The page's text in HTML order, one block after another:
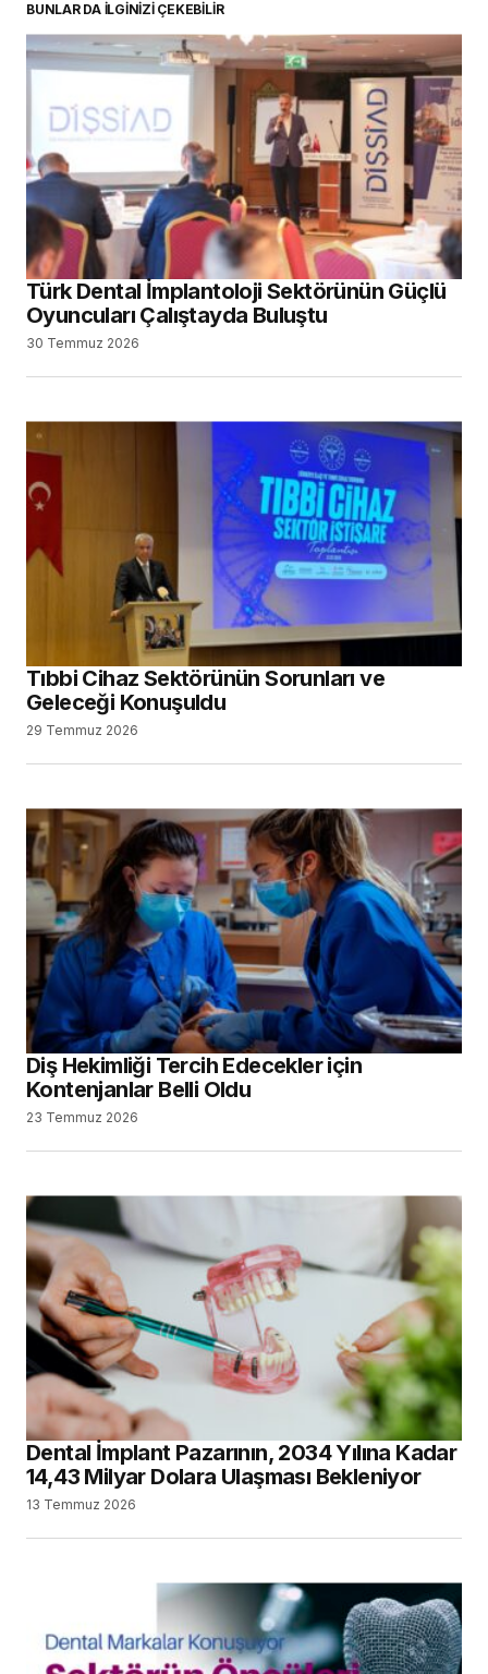
Türk Dental İmplantoloji Sektörünün Güçlü
Oyuncuları Çalıştayda Buluştu
Tıbbi Cihaz Sektörünün Sorunları ve
Geleceği Konuşuldu
Diş Hekimliği Tercih Edecekler için
Kontenjanlar Belli Oldu
23 Temmuz 2026
Dental İmplant Pazarının, 2034 Yılına Kadar
14,43 Milyar Dolara Ulaşması Bekleniyor
13 Temmuz 2026
Vesta Akademi’nin Yeni Yayın Serisinde,
Dental Markalar Konuşacak